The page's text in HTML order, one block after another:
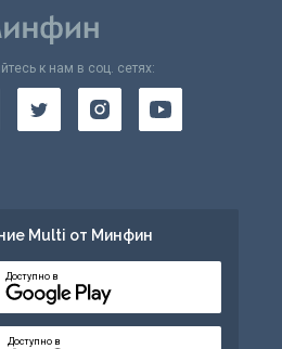
к нам в соц. сетях:
Multi от Минфин
Доступно в
Доступно в